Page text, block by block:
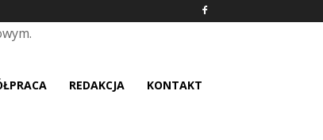
REDAKCJA KONTAKT